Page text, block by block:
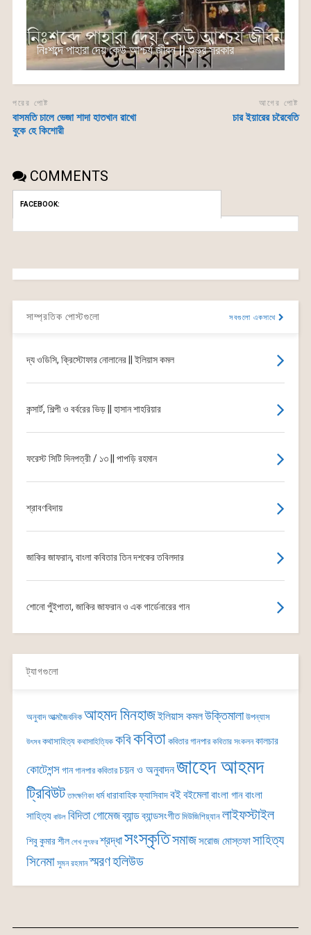
নিঃশব্দে পাহারা দেয় কেউ আশ্চর্য জীবন || শুভ্র সরকার
পরের পোষ্ট
বাসমতি চালে ভেজা শাদা হাতখান রাখো
বুকে হে কিশোরী
আগের পোষ্ট
চার ইয়ারের চরৈবেতি
COMMENTS
FACEBOOK:
সাম্প্রতিক পোস্টগুলো সবগুলো একসাথে
দ্য ওডিসি, ক্রিস্টোফার নোলানের || ইলিয়াস কমল
কন্সার্ট, শিল্পী ও বর্বরের ভিড় || হাসান শাহরিয়ার
ফরেস্ট সিটি দিনপত্রী / ১৩ || পাপড়ি রহমান
শ্রাবণবিদায়
জাকির জাফরান, বাংলা কবিতার তিন দশকের তবিলদার
শোনো পুঁইপাতা, জাকির জাফরান ও এক গার্ডেনারের গান
ট্যাগগুলো
অনুবাদ আত্মজৈবনিক আহমদ মিনহাজইলিয়াস কমলউক্তিমালা উপন্যাস
উৎসব কথাসাহিত্য কথাসাহিত্যিক কবিকবিতা কবিতার গানপার কবিতার সংকলন কালচার
কোটেশন্সগান গানপার কবিতার চয়ন ও অনুবাদনজাহেদ আহমদ
ট্রিবিউট তাৎক্ষণিকা ধর্ম ধারাবাহিকফ্যাসিবাদবইবইমেলাবাংলা গানবাংলা
সাহিত্য বাউল বিদিতা গোমেজব্যান্ডব্যান্ডসংগীত মিউজিশিয়্যান লাইফস্টাইল
শিবু কুমার শীল শেখ লুৎফর শ্রদ্ধাসংস্কৃতিসমাজসরোজ মোস্তফাসাহিত্য
সিনেমা সুমন রহমান স্মরণহলিউড